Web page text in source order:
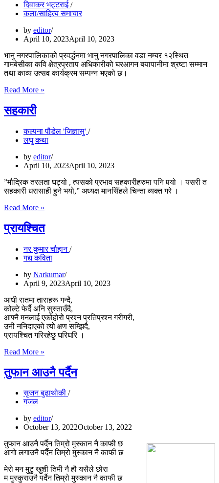
दिवाकर भट्टराई
कला/साहित्य समाचार
by editor
April 10, 2023April 10, 2023
भानु नगरपालिकाको प्रवर्द्धनमा भानु नगरपालिका वडा नम्बर १२स्थित
गामबेसीका कवि क्षेत्रप्रताप अधिकारीको घरआगन बयापानीमा श्रष्टा सम्मान
तथा काव्य उत्सव कार्यक्रम सम्पन्न भएको छ।
Read More »
२०७९
सम्पन्न
सहकारी
कल्पना पौडेल 'जिज्ञासु'
लघु कथा
by editor
April 10, 2023April 10, 2023
”मौद्रिक तरलता घट्यो , त्यसको प्रभाव सहकारीहरुमा पनि पर्‍यो । यसरी त
सहकारी धरासाही हुने भयो,” अध्यक्ष मानसिँहले चिन्ता व्यक्त गरे ।
Read More »
प्रायश्चित
नर कुमार चौहान
गद्य कविता
by Narkumar
April 9, 2023April 10, 2023
आधी रातमा ताराहरू गन्दै,
कोल्टे फेर्दै अनि सुस्ताउँदै,
आफ्नै मनलाई एकोहोरो प्रश्न प्रतिप्रश्न गरीगरी,
उनी ननिदाएको त्यो क्षण सम्झिदै,
प्रायश्चित गरिरहेछु घरिघरि ।
Read More »
तुफान आउनै पर्दैन
सुजन बुढाथोकी
गजल
by editor
October 13, 2022October 13, 2022
तुफान आउनै पर्दैन तिम्रो मुस्कान नै काफी छ
आगो लगाउनै पर्दैन तिम्रो मुस्कान नै काफी छ
मेरो मन मुटु खुशी तिमी नै हौ यसैले छोरा
म मुस्कुराउनै पर्दैन तिम्रो मुस्कान नै काफी छ